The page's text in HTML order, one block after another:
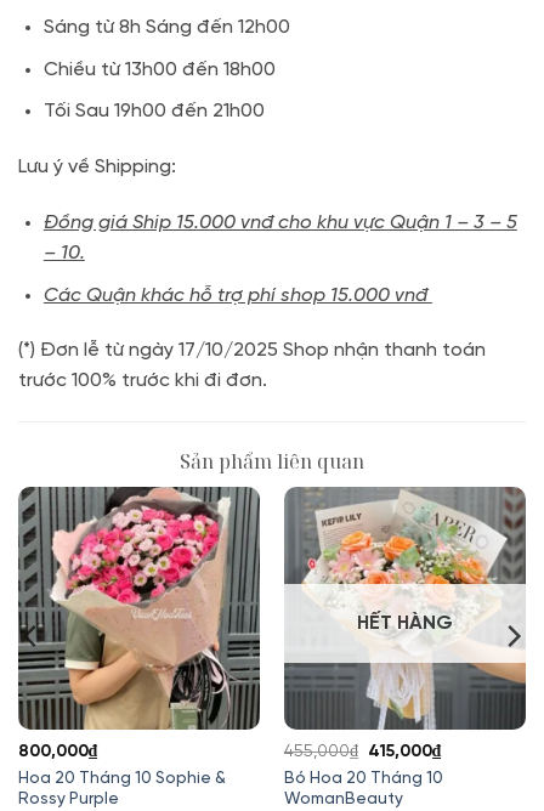
Sáng từ 8h Sáng đến 12h00
Chiều từ 13h00 đến 18h00
Tối Sau 19h00 đến 21h00
Lưu ý về Shipping:
Đồng giá Ship 15.000 vnđ cho khu vực Quận 1 – 3 – 5
– 10.
Các Quận khác hỗ trợ phí shop 15.000 vnđ
(*) Đơn lễ từ ngày 17/10/2025 Shop nhận thanh toán
trước 100% trước khi đi đơn.
Sản phẩm liên quan
Hoa 20 Tháng 10 Sophie &
Rossy Purple
800,000₫
HẾT HÀNG
Bó Hoa 20 Tháng 10
WomanBeauty
455,000₫
Giá
gốc
là:
415,000₫Giá
hiện